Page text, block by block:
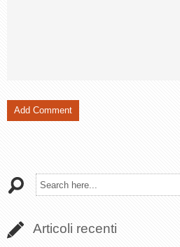
Articoli recenti